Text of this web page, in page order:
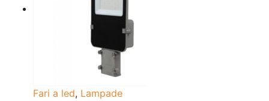
Fari a led, Lampade